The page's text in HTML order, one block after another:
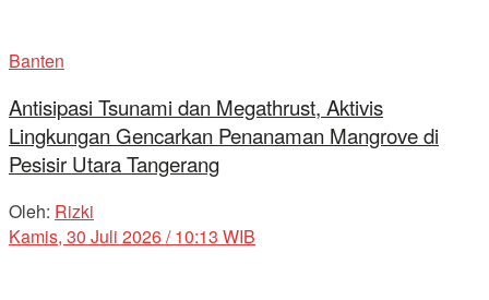
Banten
Antisipasi Tsunami dan Megathrust, Aktivis
Lingkungan Gencarkan Penanaman Mangrove di
Pesisir Utara Tangerang
Oleh: Rizki
Kamis, 30 Juli 2026 / 10:13 WIB